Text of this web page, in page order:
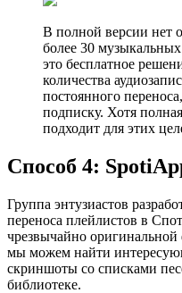
В полной версии нет
более 30
это бесплатное
количества
постоянного
подписку. Хотя
подходит для этих
Способ 4:
Группа энтузиастов
переноса плейлистов в
чрезвычайно
мы можем найти
скриншоты со списками
библиотеке.